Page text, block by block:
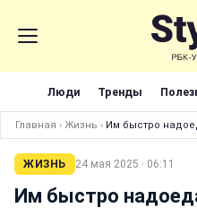
Люди Тренды
Главная › Жизнь › Им быстро
ЖИЗНЬ 24 мая 2025 · 06:11
Им быстро